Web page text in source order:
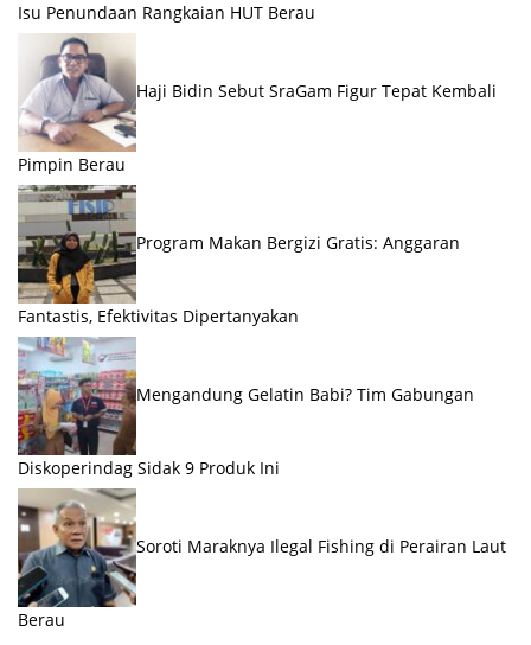
Isu Penundaan Rangkaian HUT Berau
Haji Bidin Sebut SraGam Figur Tepat Kembali
Pimpin Berau
Program Makan Bergizi Gratis: Anggaran
Fantastis, Efektivitas Dipertanyakan
Mengandung Gelatin Babi? Tim Gabungan
Diskoperindag Sidak 9 Produk Ini
Soroti Maraknya Ilegal Fishing di Perairan Laut
Berau